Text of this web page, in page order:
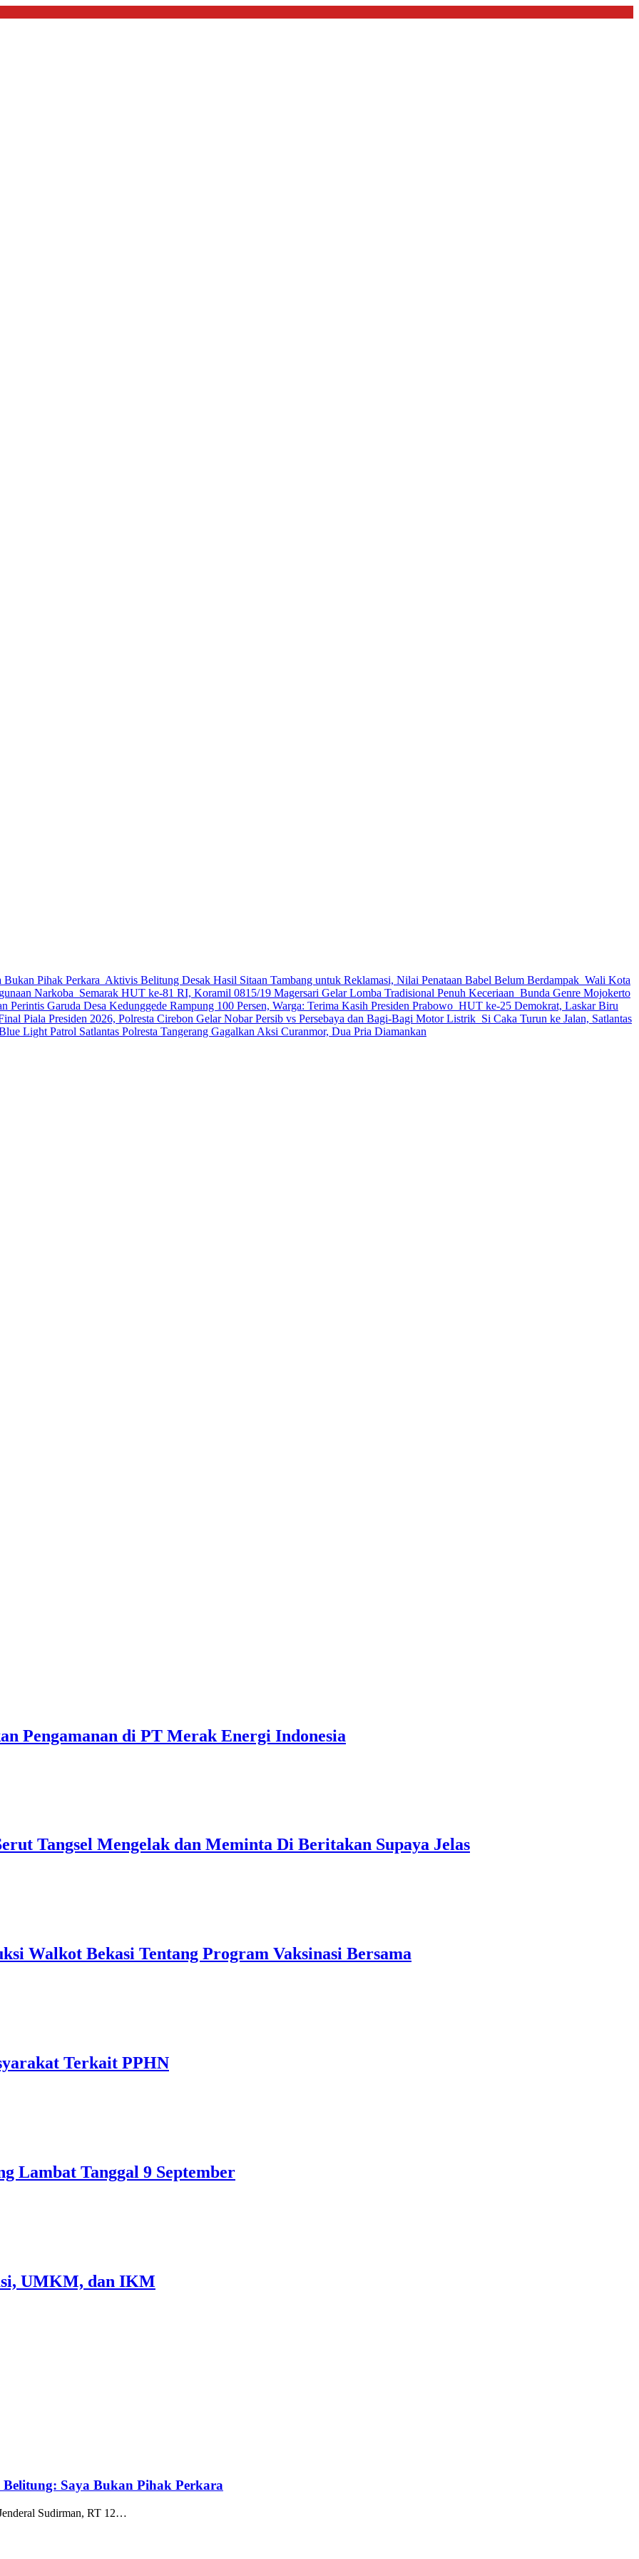
Pihak Perkara Aktivis Belitung Desak Hasil Sitaan Tambang untuk Reklamasi, Nilai Penataan Babel Belum Berdampak Wali Kota
Narkoba Semarak HUT ke-81 RI, Koramil 0815/19 Magersari Gelar Lomba Tradisional Penuh Keceriaan Bunda Genre Mojokerto
Perintis Garuda Desa Kedunggede Rampung 100 Persen, Warga: Terima Kasih Presiden Prabowo HUT ke-25 Demokrat, Laskar Biru
Piala Presiden 2026, Polresta Cirebon Gelar Nobar Persib vs Persebaya dan Bagi-Bagi Motor Listrik Si Caka Turun ke Jalan, Satlantas
Light Patrol Satlantas Polresta Tangerang Gagalkan Aksi Curanmor, Dua Pria Diamankan
Pengamanan di PT Merak Energi Indonesia
Tangsel Mengelak dan Meminta Di Beritakan Supaya Jelas
Walkot Bekasi Tentang Program Vaksinasi Bersama
Terkait PPHN
Lambat Tanggal 9 September
UMKM, dan IKM
Saya Bukan Pihak Perkara
Sudirman, RT 12…